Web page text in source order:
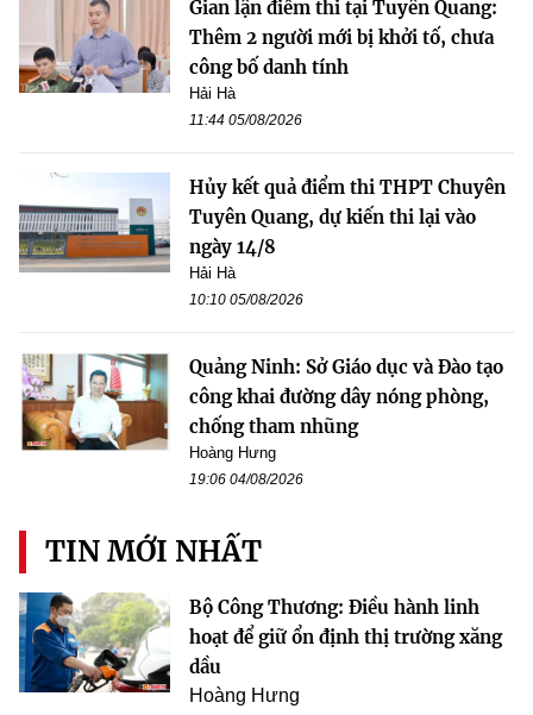
Gian lận điểm thi tại Tuyên Quang:
Thêm 2 người mới bị khởi tố, chưa
công bố danh tính
Hải Hà
11:44 05/08/2026
Hủy kết quả điểm thi THPT Chuyên
Tuyên Quang, dự kiến thi lại vào
ngày 14/8
Hải Hà
10:10 05/08/2026
Quảng Ninh: Sở Giáo dục và Đào tạo
công khai đường dây nóng phòng,
chống tham nhũng
Hoàng Hưng
19:06 04/08/2026
TIN MỚI NHẤT
Bộ Công Thương: Điều hành linh
hoạt để giữ ổn định thị trường xăng
dầu
Hoàng Hưng